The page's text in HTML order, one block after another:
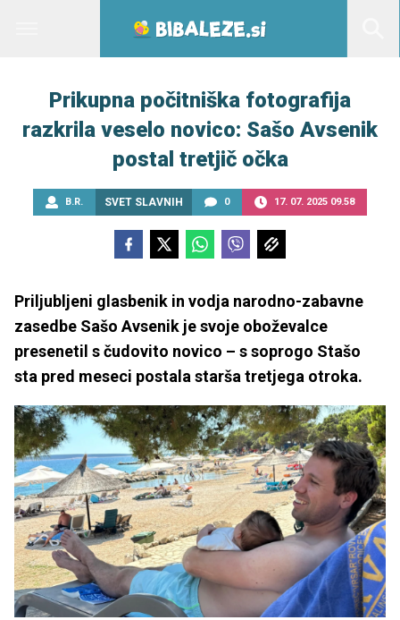
Prikupna počitniška fotografija
razkrila veselo novico: Sašo Avsenik
postal tretjič očka
B.R. SVET SLAVNIH 0 17. 07. 2025 09.58
Priljubljeni glasbenik in vodja narodno-zabavne
zasedbe Sašo Avsenik je svoje oboževalce
presenetil s čudovito novico – s soprogo Stašo
sta pred meseci postala starša tretjega otroka.